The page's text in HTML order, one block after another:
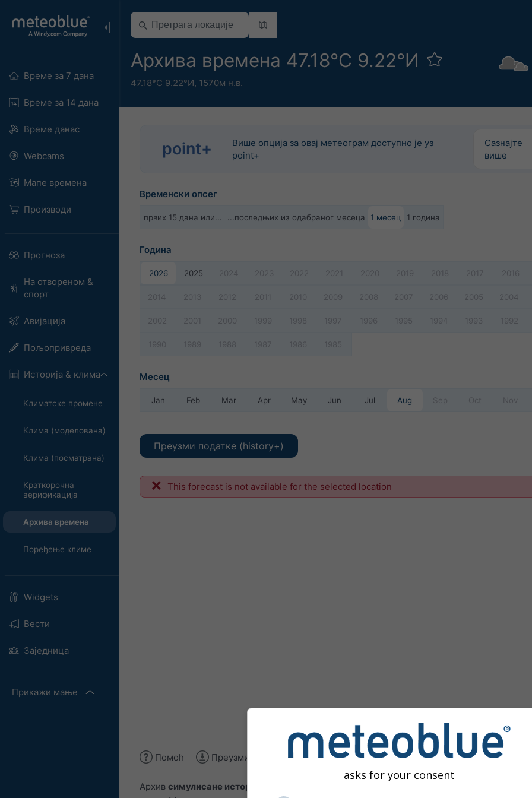
Време за 7 дана
Време за 14 дана
Време данас
Webcams
Мапе времена
Производи
Прогноза
На отвореном &
спорт
Авијација
Пољопривреда
Историја & клима
Климатске промене
Клима (моделована)
Клима (посматрана)
Краткорочна
верификација
Архива времена
Поређење климе
Widgets
Вести
Заједница
Прикажи мање
Архива времена 47.18°С 9.22°И
47.18°С 9.22°И, 1570м н.в.
point+
Више опција за овај метеограм доступно је уз
point+
Сазнајте
више
Временски опсег
првих 15 дана или... ...последњих из одабраног месеца 1 месец 1 година
Година
2026 2025 2024 2023 2022 2021 2020 2019 2018 2017 2016
2014 2013 2012 2011 2010 2009 2008 2007 2006 2005 2004
2002 2001 2000 1999 1998 1997 1996 1995 1994 1993 1992
1990 1989 1988 1987 1986 1985
Месец
Jan Feb Mar Apr May Jun Jul Aug Sep Oct Nov
Преузми податке (history+)
This forecast is not available for the selected location
Помоћ Преузми слику
Архив симулисане историје
омогућава приступ прошлим временским симулацијама за
asks for your consent